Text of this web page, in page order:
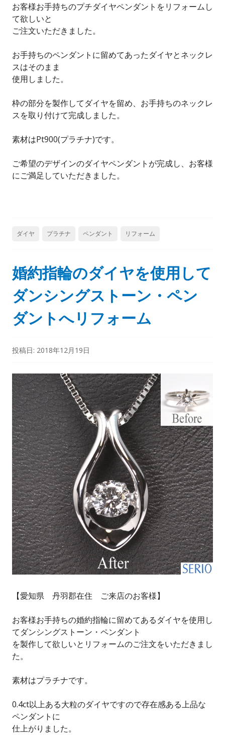
お客様お手持ちのプチダイヤペンダントをリフォームし
て欲しいと
ご注文いただきました。
お手持ちのペンダントに留めてあったダイヤとネックレ
スはそのまま
使用しました。
枠の部分を製作してダイヤを留め、お手持ちのネックレ
スを取り付けて完成しました。
素材はPt900(プラチナ)です。
ご希望のデザインのダイヤペンダントが完成し、お客様
にご満足していただきました。
ダイヤ プラチナ ペンダント リフォーム
婚約指輪のダイヤを使用して
ダンシングストーン・ペン
ダントへリフォーム
投稿日: 2018年12月19日
【愛知県 丹羽郡在住 ご来店のお客様】
お客様お手持ちの婚約指輪に留めてあるダイヤを使用し
てダンシングストーン・ペンダント
を製作して欲しいとリフォームのご注文をいただきまし
た。
素材はプラチナです。
0.4ct以上ある大粒のダイヤですので存在感ある上品な
ペンダントに
仕上がりました。